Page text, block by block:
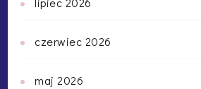
czerwiec 2026
maj 2026